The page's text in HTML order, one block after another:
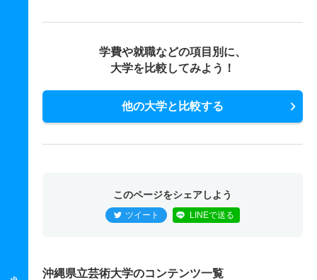
学費や就職などの項目別に、
大学を比較してみよう！
他の大学と比較する
このページをシェアしよう
ツイート LINEで送る
沖縄県立芸術大学のコンテンツ一覧